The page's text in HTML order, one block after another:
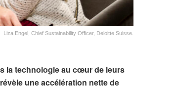
Liza Engel, Chief Sustainability Officer, Deloitte Suisse.
la technologie au cœur de leurs
une accélération nette de